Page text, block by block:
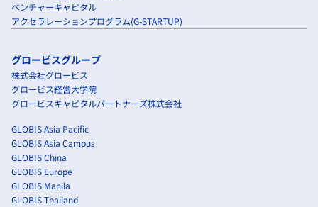
ベンチャーキャピタル
アクセラレーションプログラム(G-STARTUP)
グロービスグループ
株式会社グロービス
グロービス経営大学院
グロービスキャピタルパートナーズ株式会社
GLOBIS Asia Pacific
GLOBIS Asia Campus
GLOBIS China
GLOBIS Europe
GLOBIS Manila
GLOBIS Thailand